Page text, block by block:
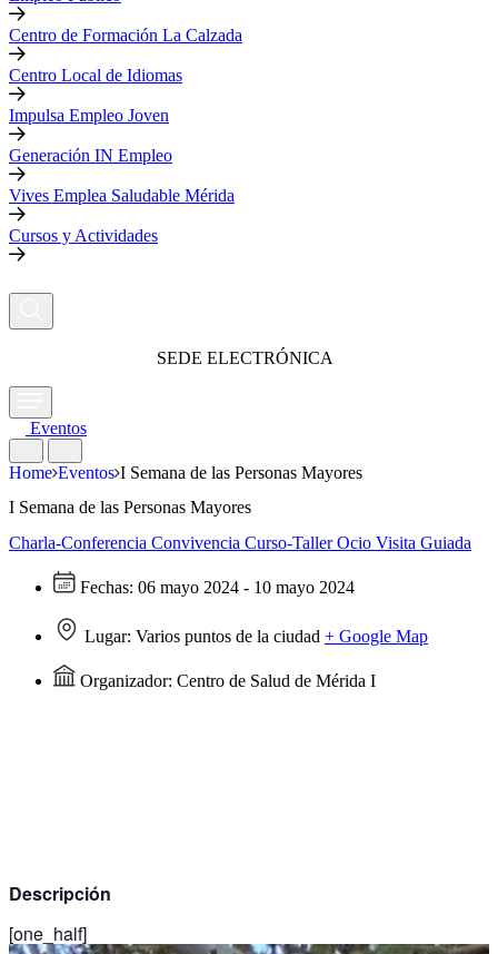
Centro de Formación La Calzada
Centro Local de Idiomas
Impulsa Empleo Joven
Generación IN Empleo
Vives Emplea Saludable Mérida
Cursos y Actividades
SEDE ELECTRÓNICA
Eventos
Home Eventos I Semana de las Personas Mayores
I Semana de las Personas Mayores
Charla-Conferencia Convivencia Curso-TallerOcio Visita Guiada
Fechas: 06 mayo 2024 - 10 mayo 2024
Lugar: Varios puntos de la ciudad + Google Map
Organizador: Centro de Salud de Mérida I
Descripción
[one_half]